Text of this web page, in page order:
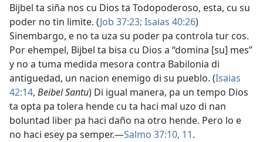
Bijbel ta siña nos cu Dios ta Todopoderoso, esta, cu su
poder no tin limite. (Job 37:23; Isaias 40:26)
Sinembargo, e no ta uza su poder pa controla tur cos.
Por ehempel, Bijbel ta bisa cu Dios a “domina [su] mes”
y no a tuma medida mesora contra Babilonia di
antiguedad, un nacion enemigo di su pueblo. (Isaias
42:14, Beibel Santu) Di igual manera, pa un tempo Dios
ta opta pa tolera hende cu ta haci mal uzo di nan
boluntad liber pa haci daño na otro hende. Pero lo e
no haci esey pa semper.—Salmo 37:10, 11.